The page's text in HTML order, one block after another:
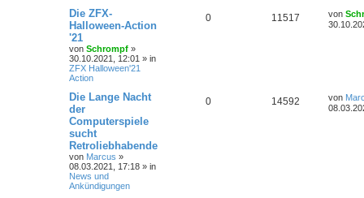
Die ZFX-
Halloween-Action
'21
von Schrompf »
30.10.2021, 12:01 » in
ZFX Halloween'21
Action
0 11517 von
Die Lange Nacht
der
Computerspiele
sucht
Retroliebhabende
von Marcus »
08.03.2021, 17:18 » in
News und
Ankündigungen
0 14592 von